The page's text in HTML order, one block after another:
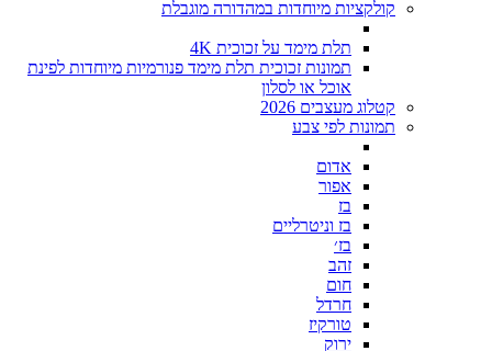
קולקציות מיוחדות במהדורה מוגבלת
תלת מימד על זכוכית 4K
תמונות זכוכית תלת מימד פנורמיות מיוחדות לפינת
אוכל או לסלון
קטלוג מעצבים 2026
תמונות לפי צבע
אדום
אפור
בז
בז וניטרליים
בז׳
זהב
חום
חרדל
טורקיז
ירוק